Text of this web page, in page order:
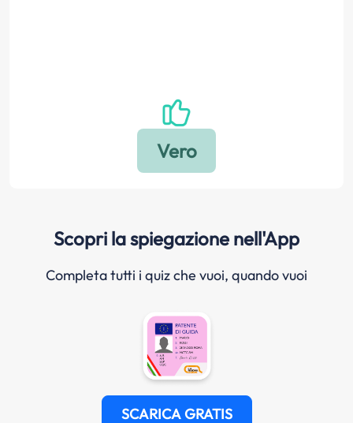
Scopri la spiegazione nell'App
Completa tutti i quiz che vuoi, quando vuoi
SCARICA GRATIS